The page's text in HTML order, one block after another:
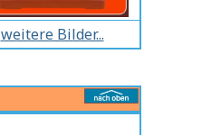
weitere Bilder...